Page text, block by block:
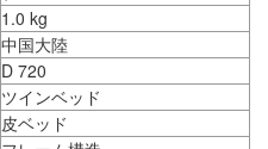
1.0 kg
中国大陸
D 720
ツインベッド
皮ベッド